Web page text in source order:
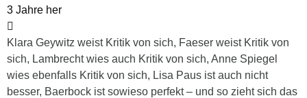
3 Jahre her
Klara Geywitz weist Kritik von sich, Faeser weist Kritik von
sich, Lambrecht wies auch Kritik von sich, Anne Spiegel
wies ebenfalls Kritik von sich, Lisa Paus ist auch nicht
besser, Baerbock ist sowieso perfekt – und so zieht sich das